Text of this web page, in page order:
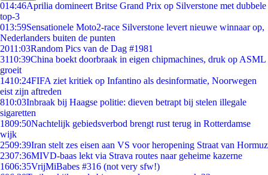
014:46Aprilia domineert Britse Grand Prix op Silverstone met dubbele
top-3
013:59Sensationele Moto2-race Silverstone levert nieuwe winnaar op,
Nederlanders buiten de punten
2011:03Random Pics van de Dag #1981
3110:39China boekt doorbraak in eigen chipmachines, druk op ASML
groeit
1410:24FIFA ziet kritiek op Infantino als desinformatie, Noorwegen
eist zijn aftreden
810:03Inbraak bij Haagse politie: dieven betrapt bij stelen illegale
sigaretten
1809:50Nachtelijk gebiedsverbod brengt rust terug in Rotterdamse
wijk
2509:39Iran stelt zes eisen aan VS voor heropening Straat van Hormuz
2307:36MIVD-baas lekt via Strava routes naar geheime kazerne
1606:35VrijMiBabes #316 (not very sfw!)